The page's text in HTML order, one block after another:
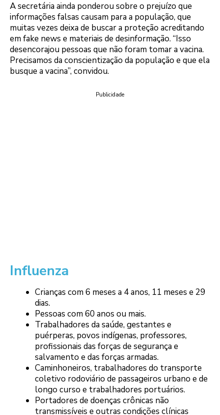
A secretária ainda ponderou sobre o prejuízo que
informações falsas causam para a população, que
muitas vezes deixa de buscar a proteção acreditando
em fake news e materiais de desinformação. “Isso
desencorajou pessoas que não foram tomar a vacina.
Precisamos da conscientização da população e que ela
busque a vacina”, convidou.
Publicidade
Influenza
Crianças com 6 meses a 4 anos, 11 meses e 29
dias.
Pessoas com 60 anos ou mais.
Trabalhadores da saúde, gestantes e
puérperas, povos indígenas, professores,
profissionais das forças de segurança e
salvamento e das forças armadas.
Caminhoneiros, trabalhadores do transporte
coletivo rodoviário de passageiros urbano e de
longo curso e trabalhadores portuários.
Portadores de doenças crônicas não
transmissíveis e outras condições clínicas